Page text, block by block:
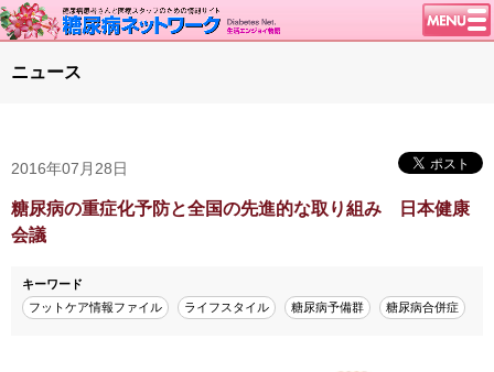
談話室BBS
糖尿病のきほん
特集・連載
特集・連載 一覧へ
腎臓の健康道
1型ライフ
ニュース
2016年07月28日
糖尿病の重症化予防と全国の先進的な取り組み 日本健康
会議
キーワード
フットケア情報ファイル
ライフスタイル 糖尿病予備群 糖尿病合併症